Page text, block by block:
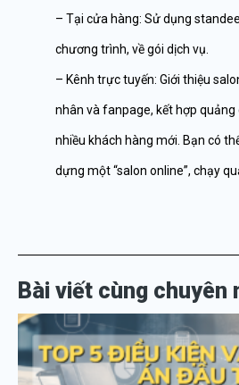
– Tại cửa hàng: Sử dụng
chương trình, về gói dịch vụ.
– Kênh trực tuyến: Giới thiệu
nhân và fanpage, kết hợp quảng
nhiều khách hàng mới. Bạn có
dựng một “salon online”, chạy
Bài viết cùng chuyên